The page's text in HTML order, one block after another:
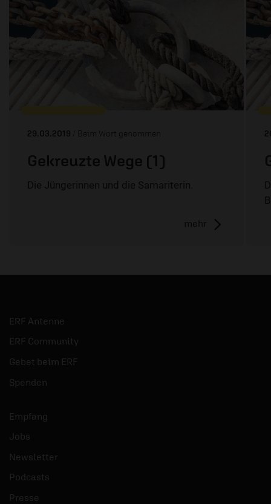
29.03.2019 / Beim Wort genommen
Gekreuzte Wege (1)
Die Jüngerinnen und die Samariterin.
mehr
ERF Antenne
ERF Community
Gebet beim ERF
Spenden
Empfang
Jobs
Newsletter
Podcasts
Presse